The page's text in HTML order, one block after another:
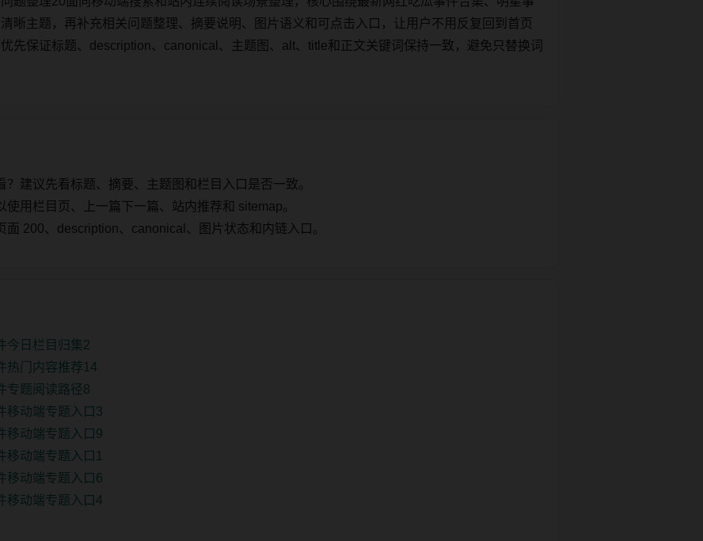
晰主题，再补充相关问题整理、摘要说明、图片语义和可点击入口，让用户不用反复回到首页
先保证标题、description、canonical、主题图、alt、title和正文关键词保持一致，避免只替换词
建议先看标题、摘要、主题图和栏目入口是否一致。
用栏目页、上一篇下一篇、站内推荐和 sitemap。
200、description、canonical、图片状态和内链入口。
今日栏目归集2
热门内容推荐14
专题阅读路径8
移动端专题入口3
移动端专题入口9
移动端专题入口1
移动端专题入口6
移动端专题入口4